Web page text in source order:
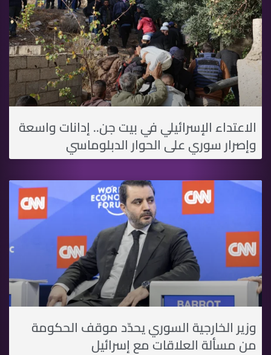
الاعتداء الإسرائيلي في بيت جن.. إدانات واسعة
وإصرار سوري على الحوار الدبلوماسي
وزير الخارجية السوري يحدّد موقف الحكومة
من مسألة العلاقات مع إسرائيل